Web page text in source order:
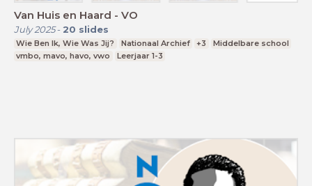
Van Huis en Haard - VO
July 2025- 20 slides
Wie Ben Ik, Wie Was Jij? Nationaal Archief +3
Middelbare school
vmbo, mavo, havo, vwo
Leerjaar 1-3